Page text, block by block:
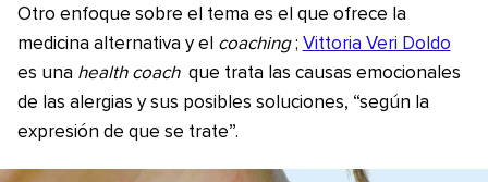
Otro enfoque sobre el tema es el que ofrece la
medicina alternativa y el coaching ; Vittoria Veri Doldo
es una health coach que trata las causas emocionales
de las alergias y sus posibles soluciones, “según la
expresión de que se trate”.